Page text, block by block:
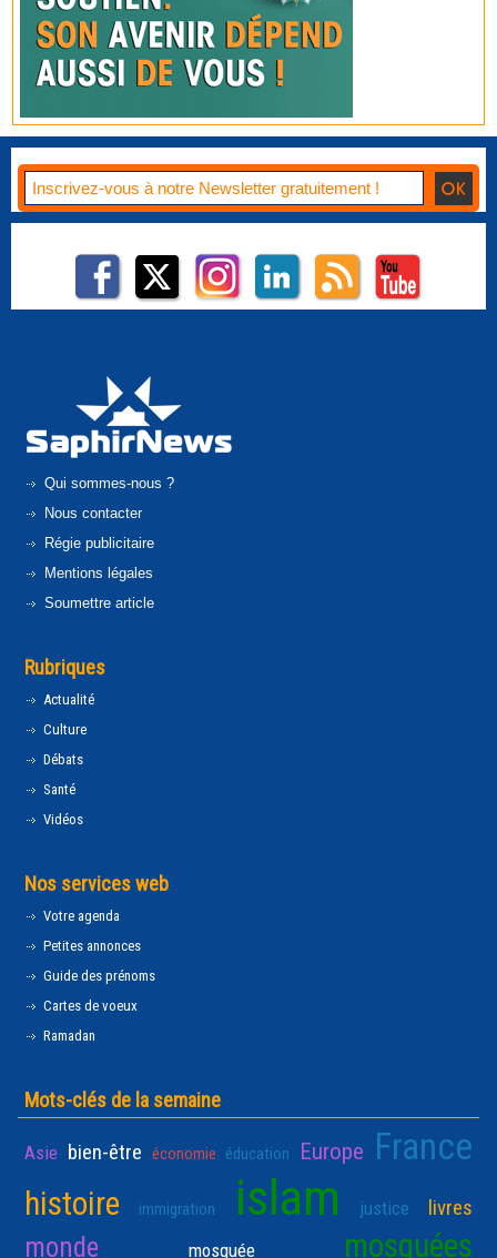
Qui sommes-nous ?
Nous contacter
Régie publicitaire
Mentions légales
Soumettre article
Rubriques
Actualité
Culture
Débats
Santé
Vidéos
Nos services web
Votre agenda
Petites annonces
Guide des prénoms
Cartes de voeux
Ramadan
Mots-clés de la semaine
Asie bien-être économie éducation Europe France
histoire immigration islam justice livres
monde mosquée mosquées